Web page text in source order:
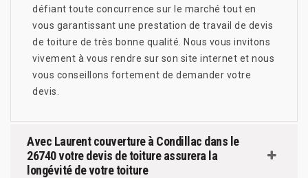
défiant toute concurrence sur le marché tout en
vous garantissant une prestation de travail de devis
de toiture de très bonne qualité. Nous vous invitons
vivement à vous rendre sur son site internet et nous
vous conseillons fortement de demander votre
devis.
Avec Laurent couverture à Condillac dans le
26740 votre devis de toiture assurera la
longévité de votre toiture